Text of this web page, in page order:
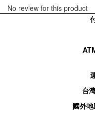
No review for this product
台
國外